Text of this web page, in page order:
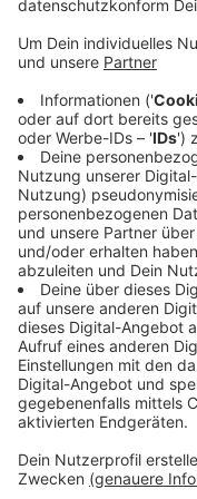
heißt es von der
Veröffentlicht:
Anzeige
Der umgestaltete
Promenadenweg in
der Freiwilligen
wurde aufgegriffen:
Spielgeräte wie ein
und ein
ans Helfen
Spielplatz belaufen
2025 soll er